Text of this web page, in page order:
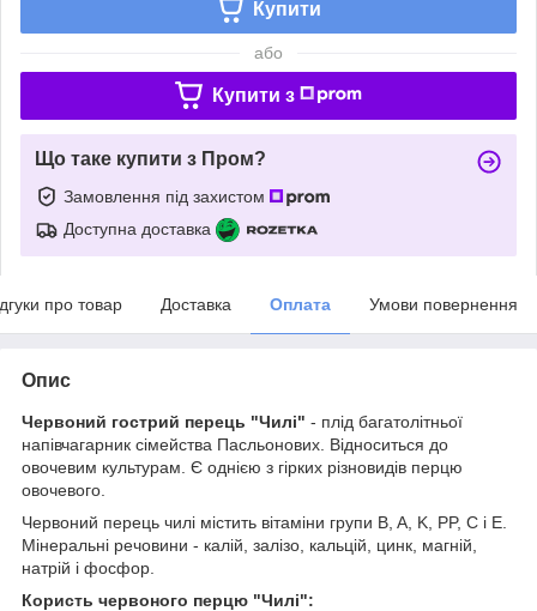
Купити
або
Купити з
Що таке купити з Пром?
Замовлення під захистом
Доступна доставка
про товар Доставка Оплата Умови повернення
Опис
Червоний гострий перець "Чилі" - плід багатолітньої
напівчагарник сімейства Пасльонових. Відноситься до
овочевим культурам. Є однією з гірких різновидів перцю
овочевого.
Червоний перець чилі містить вітаміни групи B, A, K, PP, C і E.
Мінеральні речовини - калій, залізо, кальцій, цинк, магній,
натрій і фосфор.
Користь червоного перцю "Чилі":